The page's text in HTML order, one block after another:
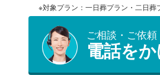
※対象プラン：一日葬プラン・二日葬
ご相談・ご依
電話を